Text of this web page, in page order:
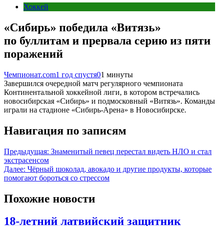
Хоккей
«Сибирь» победила «Витязь»
по буллитам и прервала серию из пяти
поражений
Чемпионат.com1 год спустя01 минуты
Завершился очередной матч регулярного чемпионата
Континентальной хоккейной лиги, в котором встречались
новосибирская «Сибирь» и подмосковный «Витязь». Команды
играли на стадионе «Сибирь-Арена» в Новосибирске.
Навигация по записям
Предыдущая: Знаменитый певец перестал видеть НЛО и стал
экстрасенсом
Далее: Чёрный шоколад, авокадо и другие продукты, которые
помогают бороться со стрессом
Похожие новости
18-летний латвийский защитник